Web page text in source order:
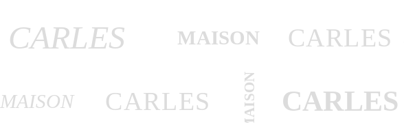
CARLES MAISON CARLES
MAISON CARLES MAISON CARLES